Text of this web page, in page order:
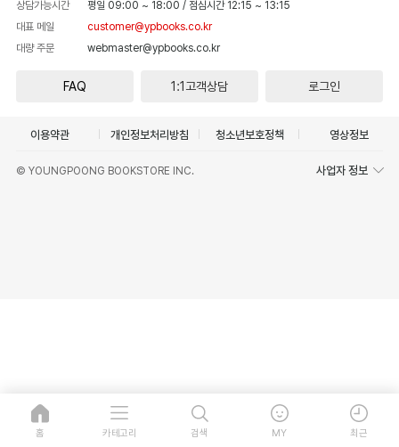
상담가능시간 평일 09:00 ~ 18:00 / 점심시간 12:15 ~ 13:15
대표 메일
customer@ypbooks.co.kr
대량 주문
webmaster@ypbooks.co.kr
FAQ 1:1고객상담 로그인
이용약관 개인정보처리방침 청소년보호정책 영상정보
© YOUNGPOONG BOOKSTORE INC. 사업자 정보
홈 카테고리 검색 MY 최근